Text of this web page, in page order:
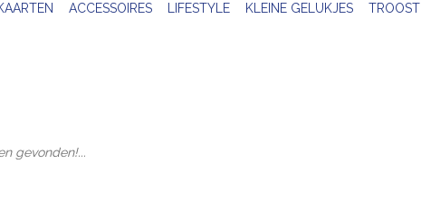
ACCESSOIRES LIFESTYLE KLEINE GELUKJES TROOST
gevonden!...